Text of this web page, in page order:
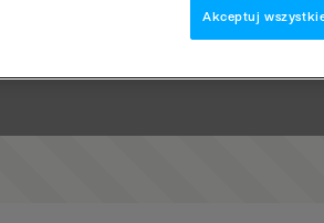
Akceptuj